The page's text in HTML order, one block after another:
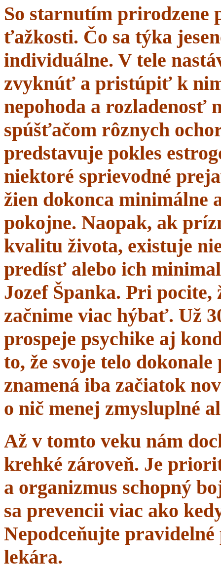
So starnutím prirodzene
ťažkosti. Čo sa týka
individuálne. V tele
zvyknúť a pristúpiť k
nepohoda a
spúšťačom rôznych
predstavuje pokles
niektoré sprievodné
žien dokonca minimálne
pokojne. Naopak, ak
kvalitu života, existuje
predísť alebo ich
Jozef Španka. Pri
začnime viac hýbať. Už
prospeje psychike aj
to, že svoje telo dokonale
znamená iba začiatok
o nič menej zmysluplné
Až v tomto veku nám
krehké zároveň. Je
a organizmus schopný
sa prevencii viac ako
Nepodceňujte
lekára.